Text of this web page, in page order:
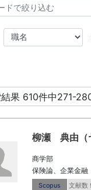
果 610件中271-
柳瀬 典由（
商学部
保険論、企業金融
Scopus 文献数